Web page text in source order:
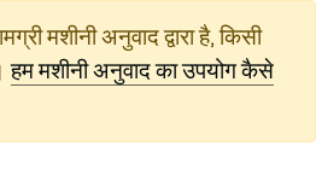
मशीनी अनुवाद द्वारा है, किसी
हम मशीनी अनुवाद का उपयोग कैसे